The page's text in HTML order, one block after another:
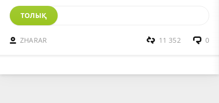
ТОЛЫҚ
ZHARAR 0
11 352